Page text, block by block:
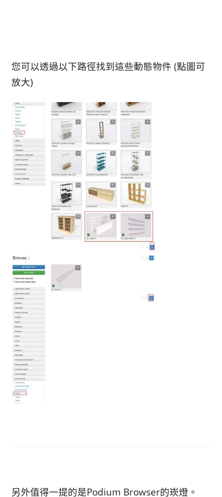
您可以透過以下路徑找到這些動態物件 (點圖可
放大)
另外值得一提的是Podium Browser的崁燈。